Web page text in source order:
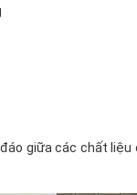
giữa các chất